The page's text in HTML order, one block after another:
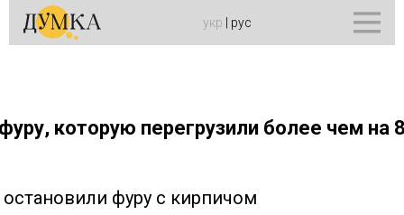
укр рус
которую перегрузили более чем на
фуру с кирпичом